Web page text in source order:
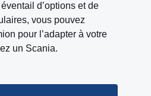
d’options et de
vous pouvez
pour l’adapter à votre
un Scania.